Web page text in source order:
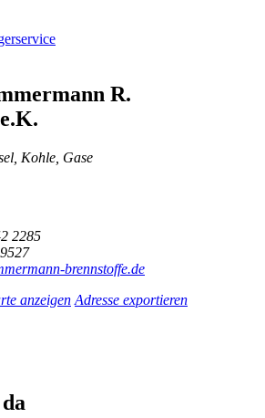
R.
Kohle, Gase
2285
brennstoffe.de
anzeigen Adresse exportieren